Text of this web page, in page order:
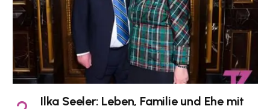
Ilka Seeler: Leben, Familie und Ehe mit